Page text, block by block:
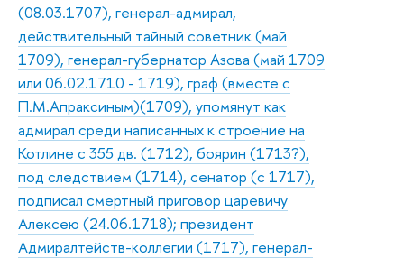
(08.03.1707), генерал-адмирал,
действительный тайный советник (май
1709), генерал-губернатор Азова (май 1709
или 06.02.1710 - 1719), граф (вместе с
П.М.Апраксиным)(1709), упомянут как
адмирал среди написанных к строение на
Котлине с 355 дв. (1712), боярин (1713?),
под следствием (1714), сенатор (с 1717),
подписал смертный приговор царевичу
Алексею (24.06.1718); президент
Адмиралтейств-коллегии (1717), генерал-